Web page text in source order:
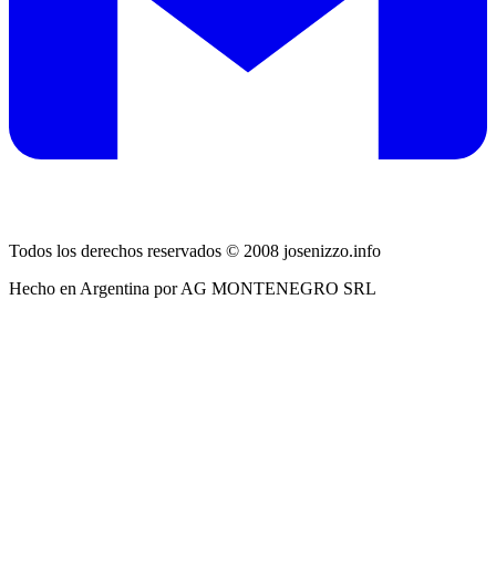
Todos los derechos reservados © 2008 josenizzo.info
Hecho en Argentina por AG MONTENEGRO SRL